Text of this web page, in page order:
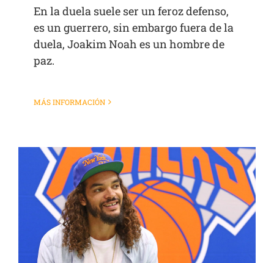
En la duela suele ser un feroz defenso,
es un guerrero, sin embargo fuera de la
duela, Joakim Noah es un hombre de
paz.
MÁS INFORMACIÓN